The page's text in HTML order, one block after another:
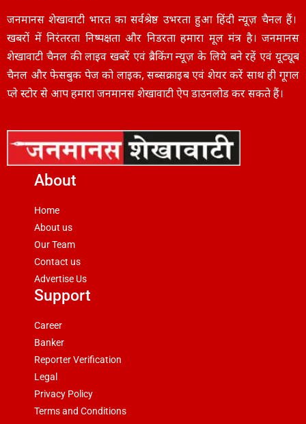
जनमानस शेखावाटी भारत का सर्वश्रेष्ठ उभरता हुआ हिंदी न्यूज़ चैनल हैं।
खबरों में निरंतरता निष्पक्षता और निडरता हमारा मूल मंत्र है। जनमानस
शेखावाटी चैनल की लाइव खबरें एवं ब्रैकिंग न्यूज़ के लिये बने रहें एवं यूट्यूब
चैनल और फेसबुक पेज को लाइक, सब्सक्राइब एवं शेयर करें साथ ही गूगल
प्ले स्टोर से आप हमारा जनमानस शेखावाटी ऐप डाउनलोड कर सकते हैं।
About
Home
About us
Our Team
Contact us
Advertise Us
Support
Career
Banker
Reporter Verification
Legal
Privacy Policy
Terms and Conditions